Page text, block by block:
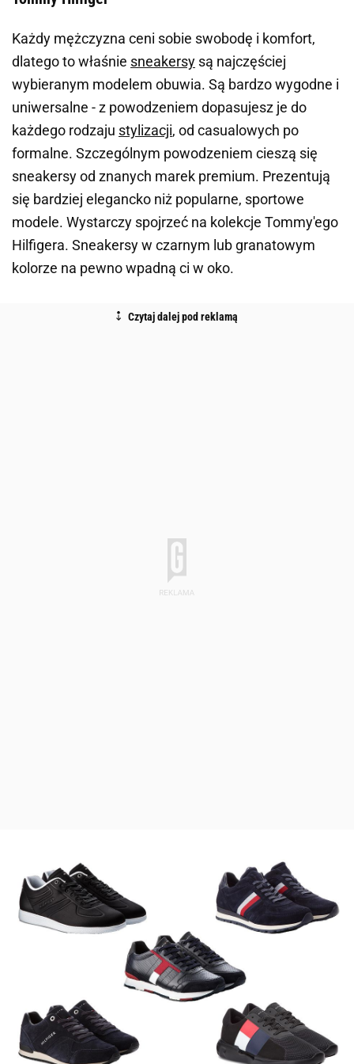
Każdy mężczyzna ceni sobie swobodę i komfort,
dlatego to właśnie sneakersy są najczęściej
wybieranym modelem obuwia. Są bardzo wygodne i
uniwersalne - z powodzeniem dopasujesz je do
każdego rodzaju stylizacji, od casualowych po
formalne. Szczególnym powodzeniem cieszą się
sneakersy od znanych marek premium. Prezentują
się bardziej elegancko niż popularne, sportowe
modele. Wystarczy spojrzeć na kolekcje Tommy'ego
Hilfigera. Sneakersy w czarnym lub granatowym
kolorze na pewno wpadną ci w oko.